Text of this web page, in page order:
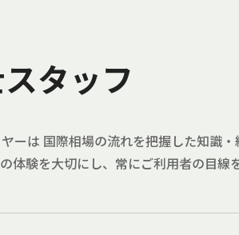
タッフ
ーは 国際相場の流れを把握した知識
体験を大切にし、常にご利用者の目線